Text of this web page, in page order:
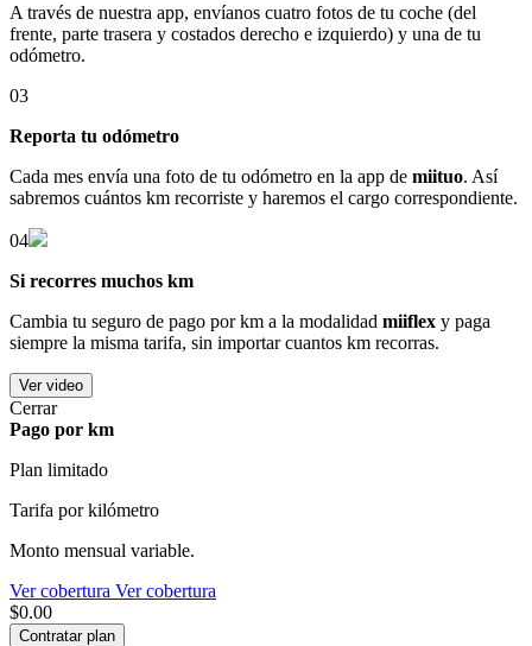
A través de nuestra app, envíanos cuatro fotos de tu coche (del
frente, parte trasera y costados derecho e izquierdo) y una de tu
odómetro.
03
Reporta tu odómetro
Cada mes envía una foto de tu odómetro en la app de miituo. Así
sabremos cuántos km recorriste y haremos el cargo correspondiente.
04
Si recorres muchos km
Cambia tu seguro de pago por km a la modalidad miiflex y paga
siempre la misma tarifa, sin importar cuantos km recorras.
Ver video
Cerrar
Pago por km
Plan limitado
Tarifa por kilómetro
Monto mensual variable.
Ver cobertura Ver cobertura
$0.00
Contratar plan